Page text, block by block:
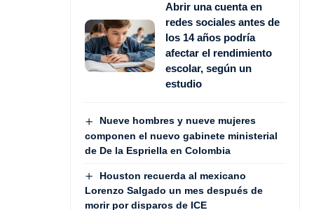
Abrir una cuenta en
redes sociales antes de
los 14 años podría
afectar el rendimiento
escolar, según un
estudio
Nueve hombres y nueve mujeres
componen el nuevo gabinete ministerial
de De la Espriella en Colombia
Houston recuerda al mexicano
Lorenzo Salgado un mes después de
morir por disparos de ICE